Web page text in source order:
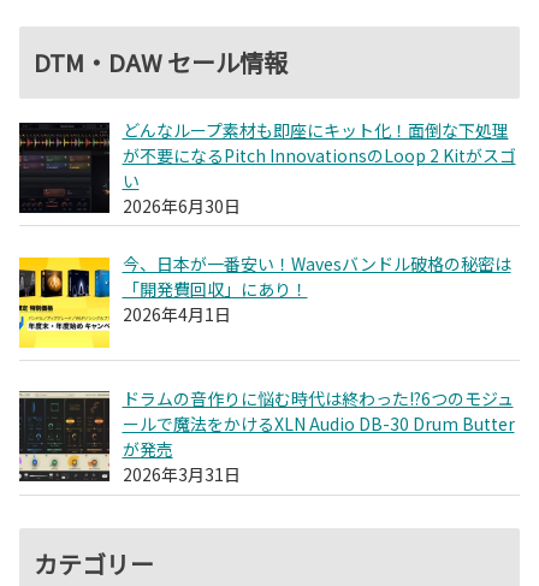
DTM・DAW セール情報
どんなループ素材も即座にキット化！面倒な下処理
が不要になるPitch InnovationsのLoop 2 Kitがスゴ
い
2026年6月30日
今、日本が一番安い！Wavesバンドル破格の秘密は
「開発費回収」にあり！
2026年4月1日
ドラムの音作りに悩む時代は終わった!?6つのモジュ
ールで魔法をかけるXLN Audio DB-30 Drum Butter
が発売
2026年3月31日
カテゴリー